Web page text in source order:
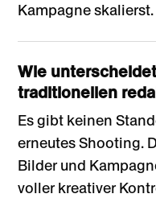
Kampagne skalierst.
Wie
traditionellen
Es gibt keinen
erneutes Shooting.
Bilder und
voller kreativer